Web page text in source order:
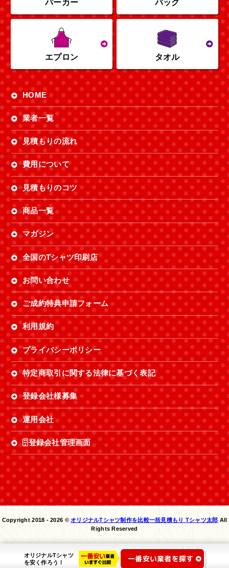
パーカー バッグ
エプロン タオル
HOME
業者一覧
見積もりの流れ
費用について
見積もりのコツ
商品一覧
マガジン
全国のTシャツ印刷店
お問い合わせ
ご成約特典申請フォーム
利用規約
プライバシーポリシー
特定商取引に関する法律に基づく表記
登録会社様募集
運用会社
登録会社管理画面
Copyright 2018 -2026 ©オリジナルTシャツ制作を比較一括見積もり Tシャツ太郎 All
Rights Reserved
オリジナルTシャツ
を安く作ろう！
一番安い業者を探す